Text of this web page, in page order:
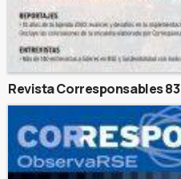
Revista Corresponsables 83